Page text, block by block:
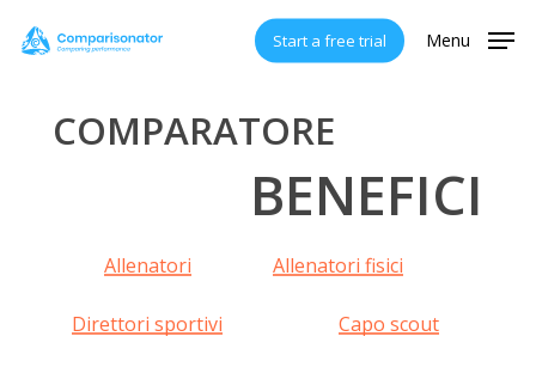
Start a free trial Menu
COMPARATORE
BENEFICI
Allenatori Allenatori fisici
Direttori sportivi Capo scout